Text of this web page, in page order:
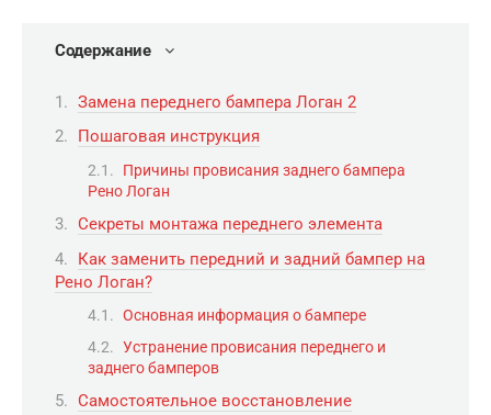
Содержание
Замена переднего бампера Логан 2
Пошаговая инструкция
Причины провисания заднего бампера
Рено Логан
Секреты монтажа переднего элемента
Как заменить передний и задний бампер на
Рено Логан?
Основная информация о бампере
Устранение провисания переднего и
заднего бамперов
Самостоятельное восстановление